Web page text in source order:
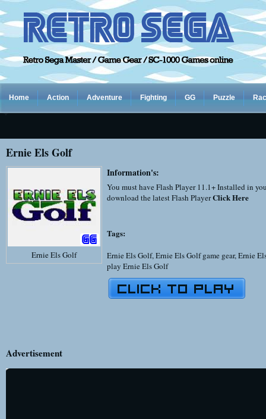
Home Action Adventure Fighting GG Puzzle
Ernie Els Golf
Ernie Els Golf
Information's:
You must have Flash Player 11.1+ Installed in
download the latest Flash PlayerClick Here
Tags:
Ernie Els Golf,Ernie Els Golf game gear,Ernie
play Ernie Els Golf
Advertisement